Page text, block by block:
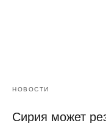
НОВОСТИ
Сирия может